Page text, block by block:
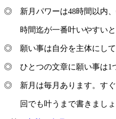
◎ 新月パワーは48時間以内、
時間迄が一番叶いやすいと
◎ 願い事は自分を主体にして
◎ ひとつの文章に願い事は1
◎ 新月は毎月あります。すぐ
回でも叶うまで書きましょ